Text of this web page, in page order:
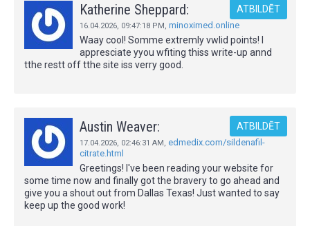
Katherine Sheppard:
16.04.2026, 09:47:18 PM, minoximed.online
ATBILDĒT
Waay cool! Somme extremly vwlid points! I
appresciate yyou wfiting thiss write-up annd
tthe restt off tthe site iss verry good.
Austin Weaver:
17.04.2026, 02:46:31 AM, edmedix.com/sildenafil-
citrate.html
ATBILDĒT
Greetings! I've been reading your website for
some time now and finally got the bravery to go ahead and
give you a shout out from Dallas Texas! Just wanted to say
keep up the good work!